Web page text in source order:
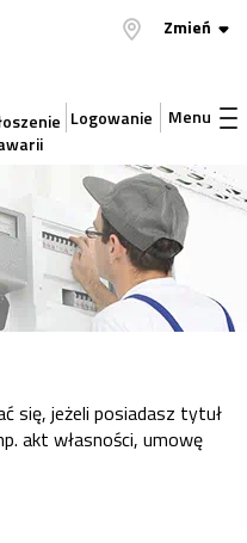
Zmień
Logowanie Menu
się, jeżeli posiadasz tytuł
akt własności, umowę